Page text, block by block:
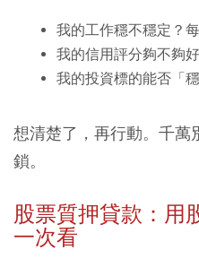
我的工作穩不穩定？
我的信用評分夠不夠
我的投資標的能否「
想清楚了，再行動。千萬
鎖。
股票質押貸款：用
一次看